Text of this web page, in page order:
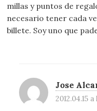
millas y puntos de
necesario tener cada
billete. Soy uno que
Jose
2012.04.15